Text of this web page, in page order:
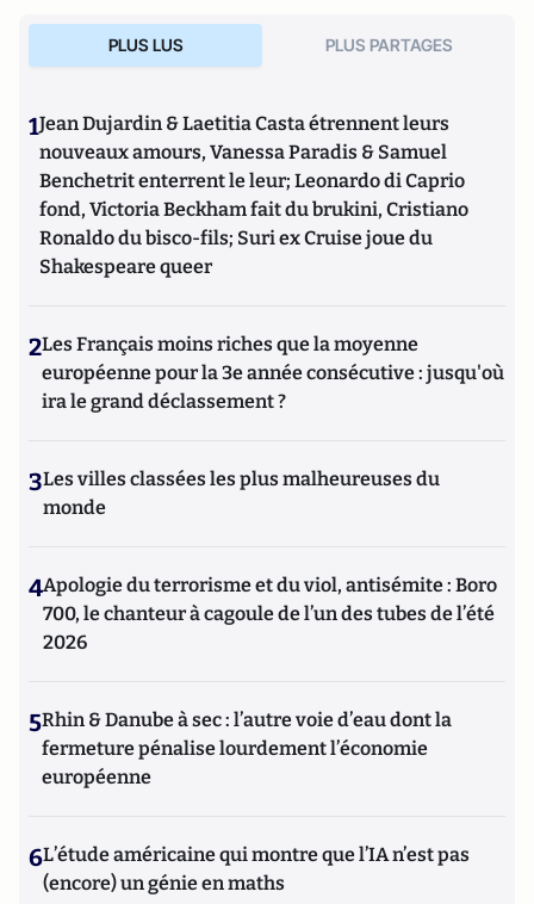
PLUS LUS PLUS PARTAGES
1Jean Dujardin & Laetitia Casta étrennent leurs
nouveaux amours, Vanessa Paradis & Samuel
Benchetrit enterrent le leur; Leonardo di Caprio
fond, Victoria Beckham fait du brukini, Cristiano
Ronaldo du bisco-fils; Suri ex Cruise joue du
Shakespeare queer
2Les Français moins riches que la moyenne
européenne pour la 3e année consécutive : jusqu'où
ira le grand déclassement ?
3Les villes classées les plus malheureuses du
monde
4Apologie du terrorisme et du viol, antisémite : Boro
700, le chanteur à cagoule de l’un des tubes de l’été
2026
5Rhin & Danube à sec : l’autre voie d’eau dont la
fermeture pénalise lourdement l’économie
européenne
6L’étude américaine qui montre que l’IA n’est pas
(encore) un génie en maths